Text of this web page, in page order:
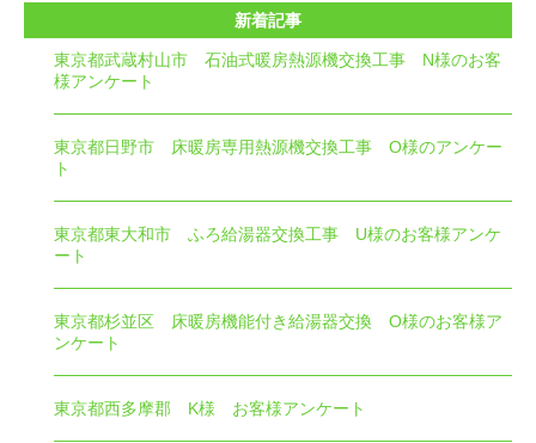
新着記事
東京都武蔵村山市 石油式暖房熱源機交換工事 N様のお客
様アンケート
東京都日野市 床暖房専用熱源機交換工事 O様のアンケー
ト
東京都東大和市 ふろ給湯器交換工事 U様のお客様アンケ
ート
東京都杉並区 床暖房機能付き給湯器交換 O様のお客様ア
ンケート
東京都西多摩郡 K様 お客様アンケート